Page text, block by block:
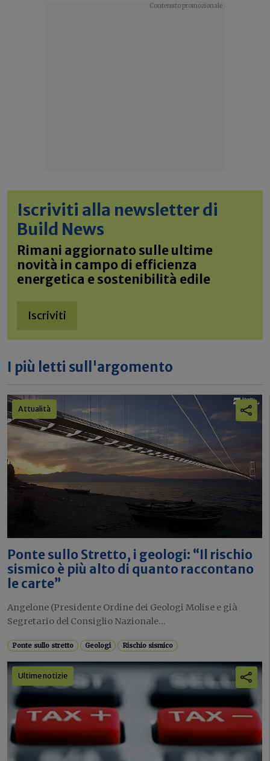
Iscriviti alla newsletter di
Build News
Rimani aggiornato sulle ultime
novità in campo di efficienza
energetica e sostenibilità edile
Iscriviti
I più letti sull'argomento
Attualità
Ponte sullo Stretto, i geologi: “Il rischio
sismico è più alto di quanto raccontano
le carte”
Angelone (Presidente Ordine dei Geologi Molise e già
Segretario del Consiglio Nazionale...
Ponte sullo stretto Geologi Rischio sismico
Ultime notizie